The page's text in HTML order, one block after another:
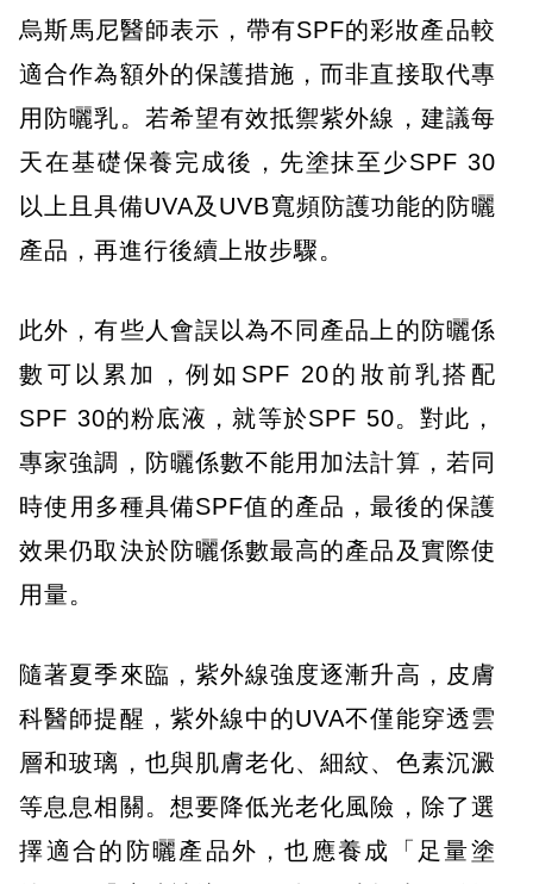
烏斯馬尼醫師表示，帶有SPF的彩妝產品較
適合作為額外的保護措施，而非直接取代專
用防曬乳。若希望有效抵禦紫外線，建議每
天在基礎保養完成後，先塗抹至少SPF 30
以上且具備UVA及UVB寬頻防護功能的防曬
產品，再進行後續上妝步驟。
此外，有些人會誤以為不同產品上的防曬係
數可以累加，例如SPF 20的妝前乳搭配
SPF 30的粉底液，就等於SPF 50。對此，
專家強調，防曬係數不能用加法計算，若同
時使用多種具備SPF值的產品，最後的保護
效果仍取決於防曬係數最高的產品及實際使
用量。
隨著夏季來臨，紫外線強度逐漸升高，皮膚
科醫師提醒，紫外線中的UVA不僅能穿透雲
層和玻璃，也與肌膚老化、細紋、色素沉澱
等息息相關。想要降低光老化風險，除了選
擇適合的防曬產品外，也應養成「足量塗